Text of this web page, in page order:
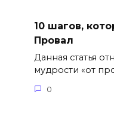
10 шагов,
Провал
Данная статья
мудрости «от
0